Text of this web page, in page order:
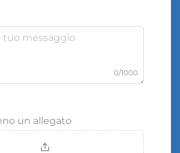
0/1000
un allegato